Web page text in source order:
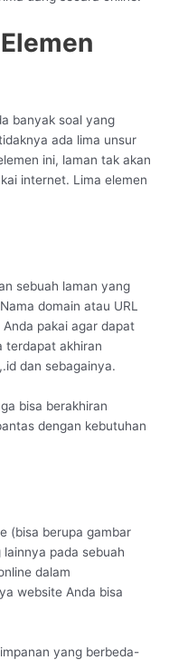
banyak soal yang
ada lima unsur
ini, laman tak akan
internet. Lima elemen
sebuah laman yang
domain atau URL
pakai agar dapat
terdapat akhiran
dan sebagainya.
bisa berakhiran
dengan kebutuhan
(bisa berupa gambar
pada sebuah
dalam
website Anda bisa
yang berbeda-